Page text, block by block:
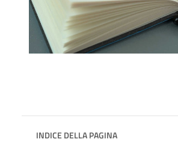
INDICE DELLA PAGINA